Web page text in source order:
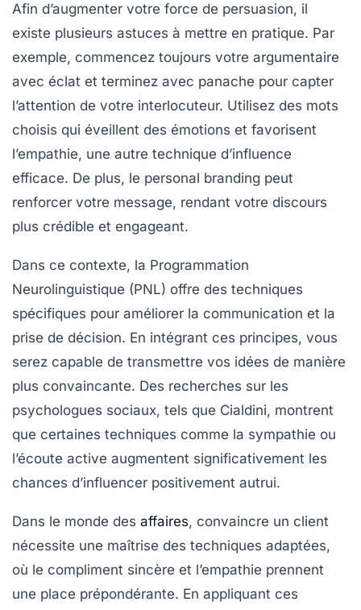
Afin d’augmenter votre force de persuasion, il
existe plusieurs astuces à mettre en pratique. Par
exemple, commencez toujours votre argumentaire
avec éclat et terminez avec panache pour capter
l’attention de votre interlocuteur. Utilisez des mots
choisis qui éveillent des émotions et favorisent
l’empathie, une autre technique d’influence
efficace. De plus, le personal branding peut
renforcer votre message, rendant votre discours
plus crédible et engageant.
Dans ce contexte, la Programmation
Neurolinguistique (PNL) offre des techniques
spécifiques pour améliorer la communication et la
prise de décision. En intégrant ces principes, vous
serez capable de transmettre vos idées de manière
plus convaincante. Des recherches sur les
psychologues sociaux, tels que Cialdini, montrent
que certaines techniques comme la sympathie ou
l’écoute active augmentent significativement les
chances d’influencer positivement autrui.
Dans le monde des affaires, convaincre un client
nécessite une maîtrise des techniques adaptées,
où le compliment sincère et l’empathie prennent
une place prépondérante. En appliquant ces